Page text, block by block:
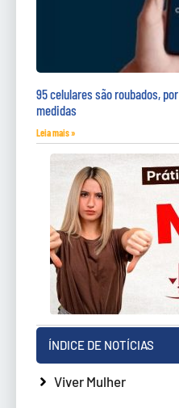
95 celulares são roubados,
medidas
Leia mais »
ÍNDICE DE NOTÍCIAS
Viver Mulher